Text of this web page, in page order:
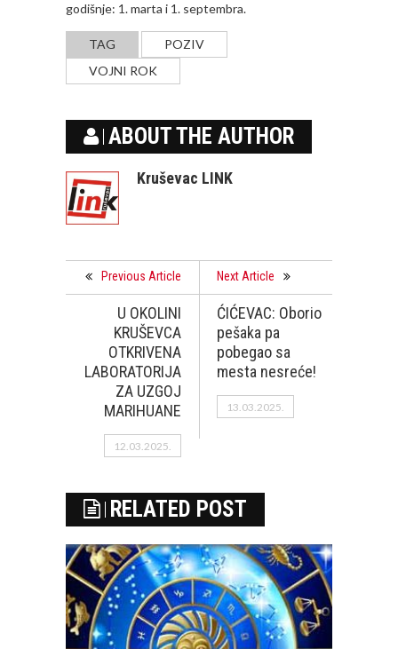
godišnje: 1. marta i 1. septembra.
TAG
POZIV
VOJNI ROK
ABOUT THE AUTHOR
Kruševac LINK
Previous Article
U OKOLINI
KRUŠEVCA
OTKRIVENA
LABORATORIJA
ZA UZGOJ
MARIHUANE
12.03.2025.
Next Article
ĆIĆEVAC: Oborio
pešaka pa
pobegao sa
mesta nesreće!
13.03.2025.
RELATED POST